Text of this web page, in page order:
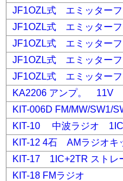
JF1OZL式 エミッターフ
JF1OZL式 エミッターフ
JF1OZL式 エミッターフ
JF1OZL式 エミッター
JF1OZL式 エミッター
KA2206 アンプ。 11V
KIT-006D FM/MW/SW1/
KIT-10 中波ラジオ
KIT-12 4石 AMラジオキ
KIT-17 1IC+2TR ストレ
KIT-18 FMラジオ